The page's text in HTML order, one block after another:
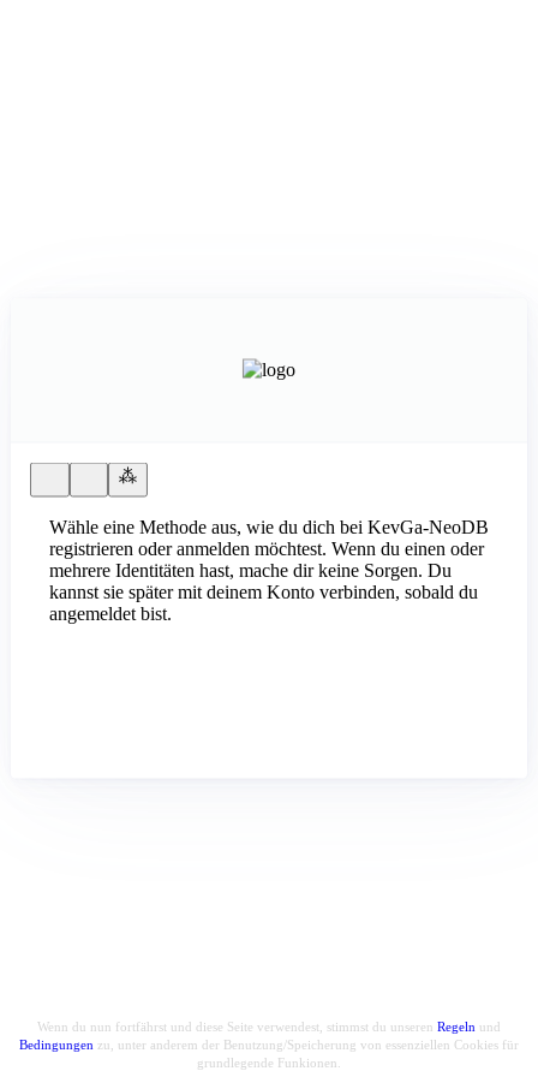
Wähle eine Methode aus, wie du dich bei KevGa-NeoDB
registrieren oder anmelden möchtest. Wenn du einen oder
mehrere Identitäten hast, mache dir keine Sorgen. Du
kannst sie später mit deinem Konto verbinden, sobald du
angemeldet bist.
Wenn du nun fortfährst und diese Seite verwendest, stimmst du unseren Regeln und
Bedingungen zu, unter anderem der Benutzung/Speicherung von essenziellen Cookies für
grundlegende Funkionen.